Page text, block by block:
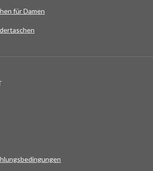
für Damen